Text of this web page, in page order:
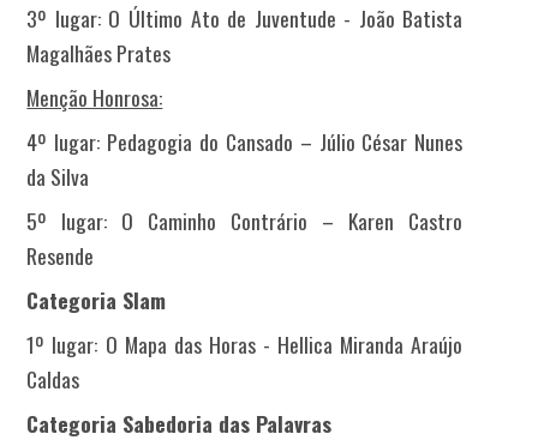
3º lugar: O Último Ato de Juventude - João Batista
Magalhães Prates
Menção Honrosa:
4º lugar: Pedagogia do Cansado – Júlio César Nunes
da Silva
5º lugar: O Caminho Contrário – Karen Castro
Resende
Categoria Slam
1º lugar: O Mapa das Horas - Hellica Miranda Araújo
Caldas
Categoria Sabedoria das Palavras